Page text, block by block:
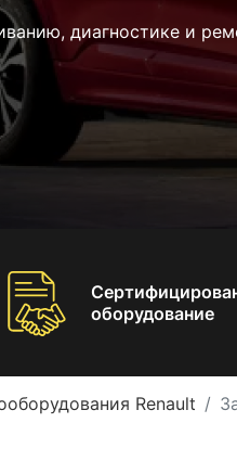
диагностике и
оборудование
Renault